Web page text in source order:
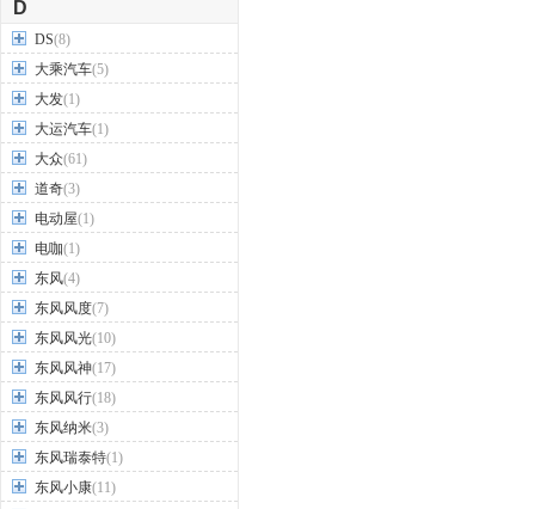
D
DS(8)
大乘汽车(5)
大发(1)
大运汽车(1)
大众(61)
道奇(3)
电动屋(1)
电咖(1)
东风(4)
东风风度(7)
东风风光(10)
东风风神(17)
东风风行(18)
东风纳米(3)
东风瑞泰特(1)
东风小康(11)